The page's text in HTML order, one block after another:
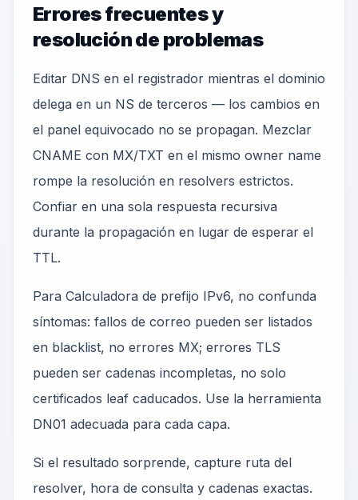
Errores frecuentes y
resolución de problemas
Editar DNS en el registrador mientras el dominio
delega en un NS de terceros — los cambios en
el panel equivocado no se propagan. Mezclar
CNAME con MX/TXT en el mismo owner name
rompe la resolución en resolvers estrictos.
Confiar en una sola respuesta recursiva
durante la propagación en lugar de esperar el
TTL.
Para Calculadora de prefijo IPv6, no confunda
síntomas: fallos de correo pueden ser listados
en blacklist, no errores MX; errores TLS
pueden ser cadenas incompletas, no solo
certificados leaf caducados. Use la herramienta
DN01 adecuada para cada capa.
Si el resultado sorprende, capture ruta del
resolver, hora de consulta y cadenas exactas.